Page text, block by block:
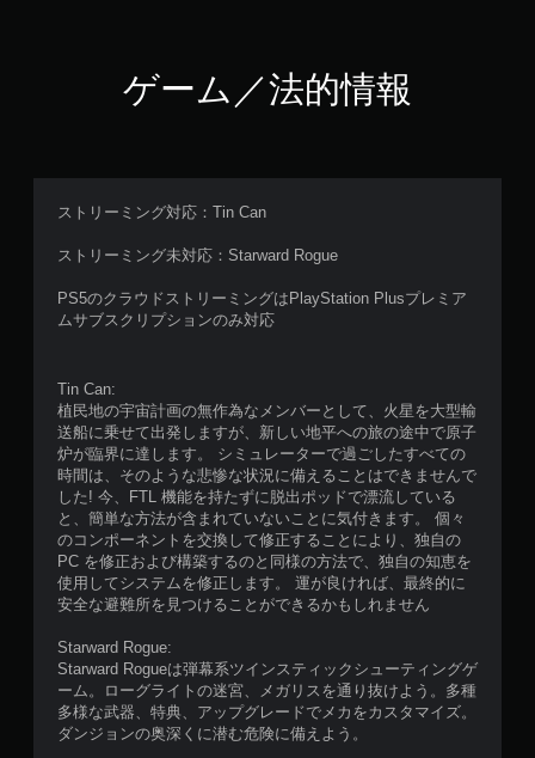
ゲーム／法的情報
ストリーミング対応：Tin Can
ストリーミング未対応：Starward Rogue
PS5のクラウドストリーミングはPlayStation Plusプレミア
ムサブスクリプションのみ対応
Tin Can:
植民地の宇宙計画の無作為なメンバーとして、火星を大型輸
送船に乗せて出発しますが、新しい地平への旅の途中で原子
炉が臨界に達します。 シミュレーターで過ごしたすべての
時間は、そのような悲惨な状況に備えることはできませんで
した! 今、FTL 機能を持たずに脱出ポッドで漂流している
と、簡単な方法が含まれていないことに気付きます。 個々
のコンポーネントを交換して修正することにより、独自の
PC を修正および構築するのと同様の方法で、独自の知恵を
使用してシステムを修正します。 運が良ければ、最終的に
安全な避難所を見つけることができるかもしれません
Starward Rogue:
Starward Rogueは弾幕系ツインスティックシューティングゲ
ーム。ローグライトの迷宮、メガリスを通り抜けよう。多種
多様な武器、特典、アップグレードでメカをカスタマイズ。
ダンジョンの奥深くに潜む危険に備えよう。